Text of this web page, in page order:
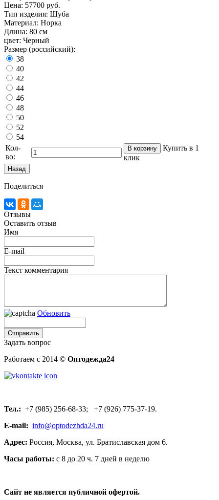
Цена: 57700 руб.
Тип изделия: Шуба
Материал: Норка
Длина: 80 см
цвет: Черный
Размер (российский):
38
40
42
44
46
48
50
52
54
Кол-
во:
Купить в 1
клик
Поделиться
Отзывы
Оставить отзыв
Имя
E-mail
Текст комментария
Обновить
Задать вопрос
Работаем с 2014 © Оптодежда24
Тел.: +7 (985) 256-68-33; +7 (926) 775-37-19.
E-mail: info@optodezhda24.ru
Адрес: Россия, Москва, ул. Братиславская дом 6.
Часы работы: с 8 до 20 ч. 7 дней в неделю
Сайт не является публичной офертой.